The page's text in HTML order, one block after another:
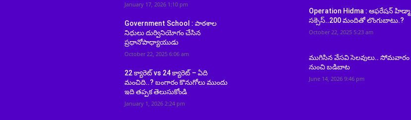
January 17, 2026 1:10 pm
Government School : పాఠశాల
నిధులు దుర్వినియోగం చేసిన
ప్రధానోపాధ్యాయుడు
October 22, 2025 6:06 am
22 క్యారెట్ vs 24 క్యారెట్ – ఏది
మంచిది..? బంగారం కొనుగోలు ముందు
ఇది తప్పక తెలుసుకోండి
January 1, 2026 2:24 pm
Operation Hidma : ఆఫరేషన్‌ హిడ్మా
సక్సెస్‌..200 మందితో లొంగుబాటు.?
October 22, 2025 5:23 am
ముగిసిన వేసవి సెలవులు.. సోమవారం
నుంచి బడిబాట
June 14, 2026 9:46 pm